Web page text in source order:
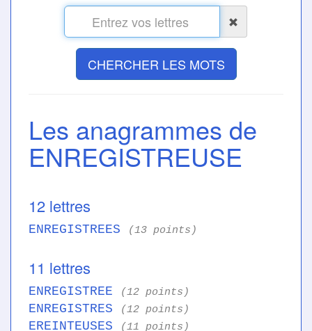
CHERCHER LES MOTS
Les anagrammes de
ENREGISTREUSE
12 lettres
ENREGISTREES (13 points)
11 lettres
ENREGISTREE (12 points)
ENREGISTRES (12 points)
EREINTEUSES (11 points)